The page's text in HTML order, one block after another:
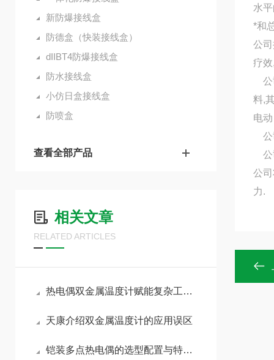
新防爆接线盒
防德盒（快装接线盒）
dIIBT4防爆接线盒
防水接线盒
小仿日盒接线盒
防喷盒
查看全部产品
相关文章
RELATED ARTICLES
热电偶双金属温度计赋能复杂工况精准管控
天康介绍双金属温度计的应用误区
铠装多点热电偶的选型配置与特殊应用场景深度剖析
水
*和
公
疗
公
料,
电
公
公
公
力.